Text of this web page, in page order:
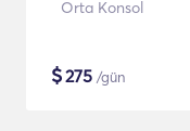
Orta Konsol
$275 /gün